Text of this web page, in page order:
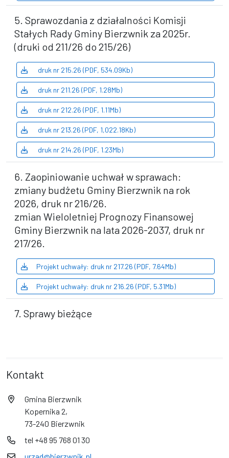
5. Sprawozdania z działalności Komisji
Stałych Rady Gminy Bierzwnik za 2025r.
(druki od 211/26 do 215/26)
druk nr 215.26 (PDF, 534.09Kb)
druk nr 211.26 (PDF, 1.28Mb)
druk nr 212.26 (PDF, 1.11Mb)
druk nr 213.26 (PDF, 1,022.18Kb)
druk nr 214.26 (PDF, 1.23Mb)
6. Zaopiniowanie uchwał w sprawach:
zmiany budżetu Gminy Bierzwnik na rok
2026, druk nr 216/26.
zmian Wieloletniej Prognozy Finansowej
Gminy Bierzwnik na lata 2026-2037, druk nr
217/26.
Projekt uchwały: druk nr 217.26 (PDF, 7.64Mb)
Projekt uchwały: druk nr 216.26 (PDF, 5.31Mb)
7. Sprawy bieżące
Kontakt
Gmina Bierzwnik
Kopernika 2,
73-240 Bierzwnik
tel +48 95 768 01 30